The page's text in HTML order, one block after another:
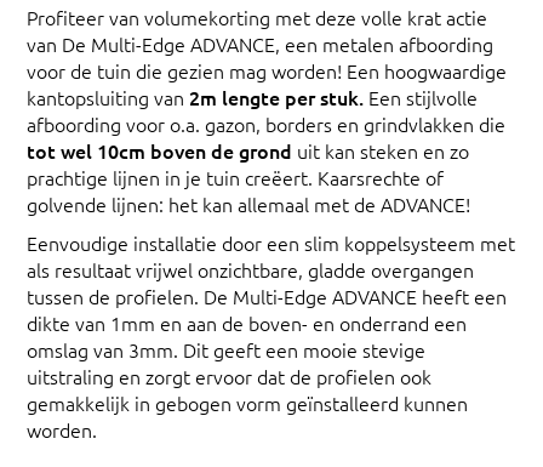
Profiteer van volumekorting met deze volle krat actie
van De Multi-Edge ADVANCE, een metalen afboording
voor de tuin die gezien mag worden! Een hoogwaardige
kantopsluiting van 2m lengte per stuk. Een stijlvolle
afboording voor o.a. gazon, borders en grindvlakken die
tot wel 10cm boven de grond uit kan steken en zo
prachtige lijnen in je tuin creëert. Kaarsrechte of
golvende lijnen: het kan allemaal met de ADVANCE!
Eenvoudige installatie door een slim koppelsysteem met
als resultaat vrijwel onzichtbare, gladde overgangen
tussen de profielen. De Multi-Edge ADVANCE heeft een
dikte van 1mm en aan de boven- en onderrand een
omslag van 3mm. Dit geeft een mooie stevige
uitstraling en zorgt ervoor dat de profielen ook
gemakkelijk in gebogen vorm geïnstalleerd kunnen
worden.